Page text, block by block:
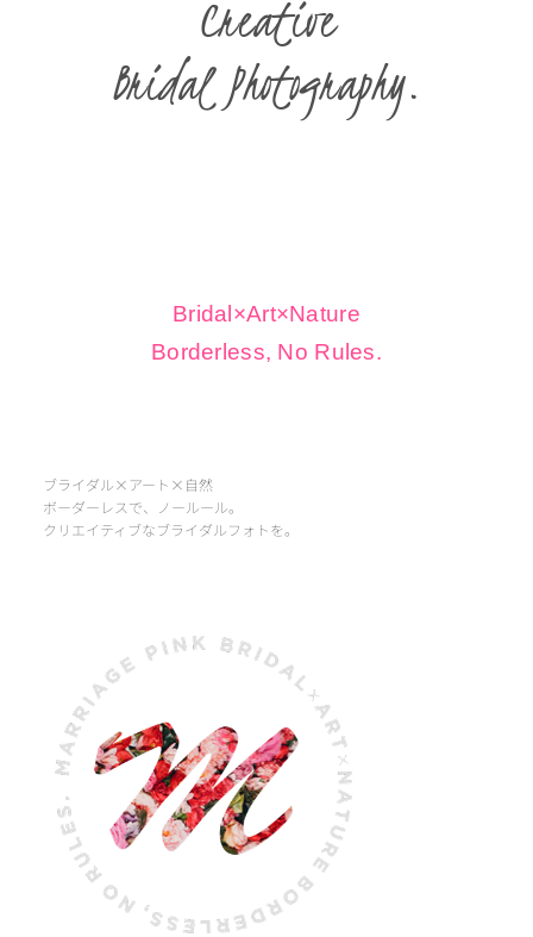
Creative
Bridal Photography.
Bridal×Art×Nature
Borderless, No Rules.
ブライダル×アート×自然
ボーダーレスで、ノールール。
クリエイティブなブライダルフォトを。